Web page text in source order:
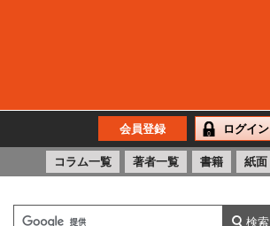
会員登録 ログイン
コラム一覧 著者一覧 書籍 紙面